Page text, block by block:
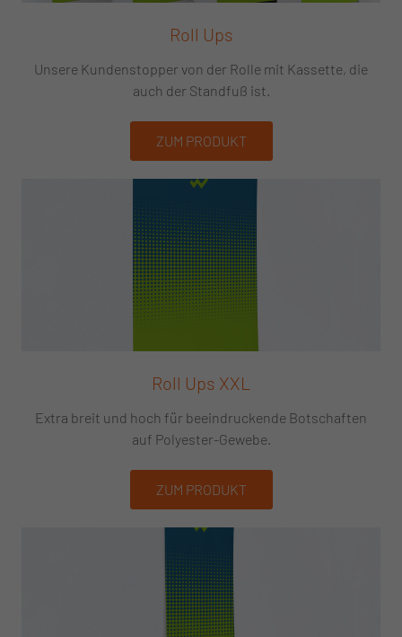
Roll Ups
Unsere Kundenstopper von der Rolle mit Kassette, die
auch der Standfuß ist.
ZUM PRODUKT
Roll Ups XXL
Extra breit und hoch für beeindruckende Botschaften
auf Polyester-Gewebe.
ZUM PRODUKT